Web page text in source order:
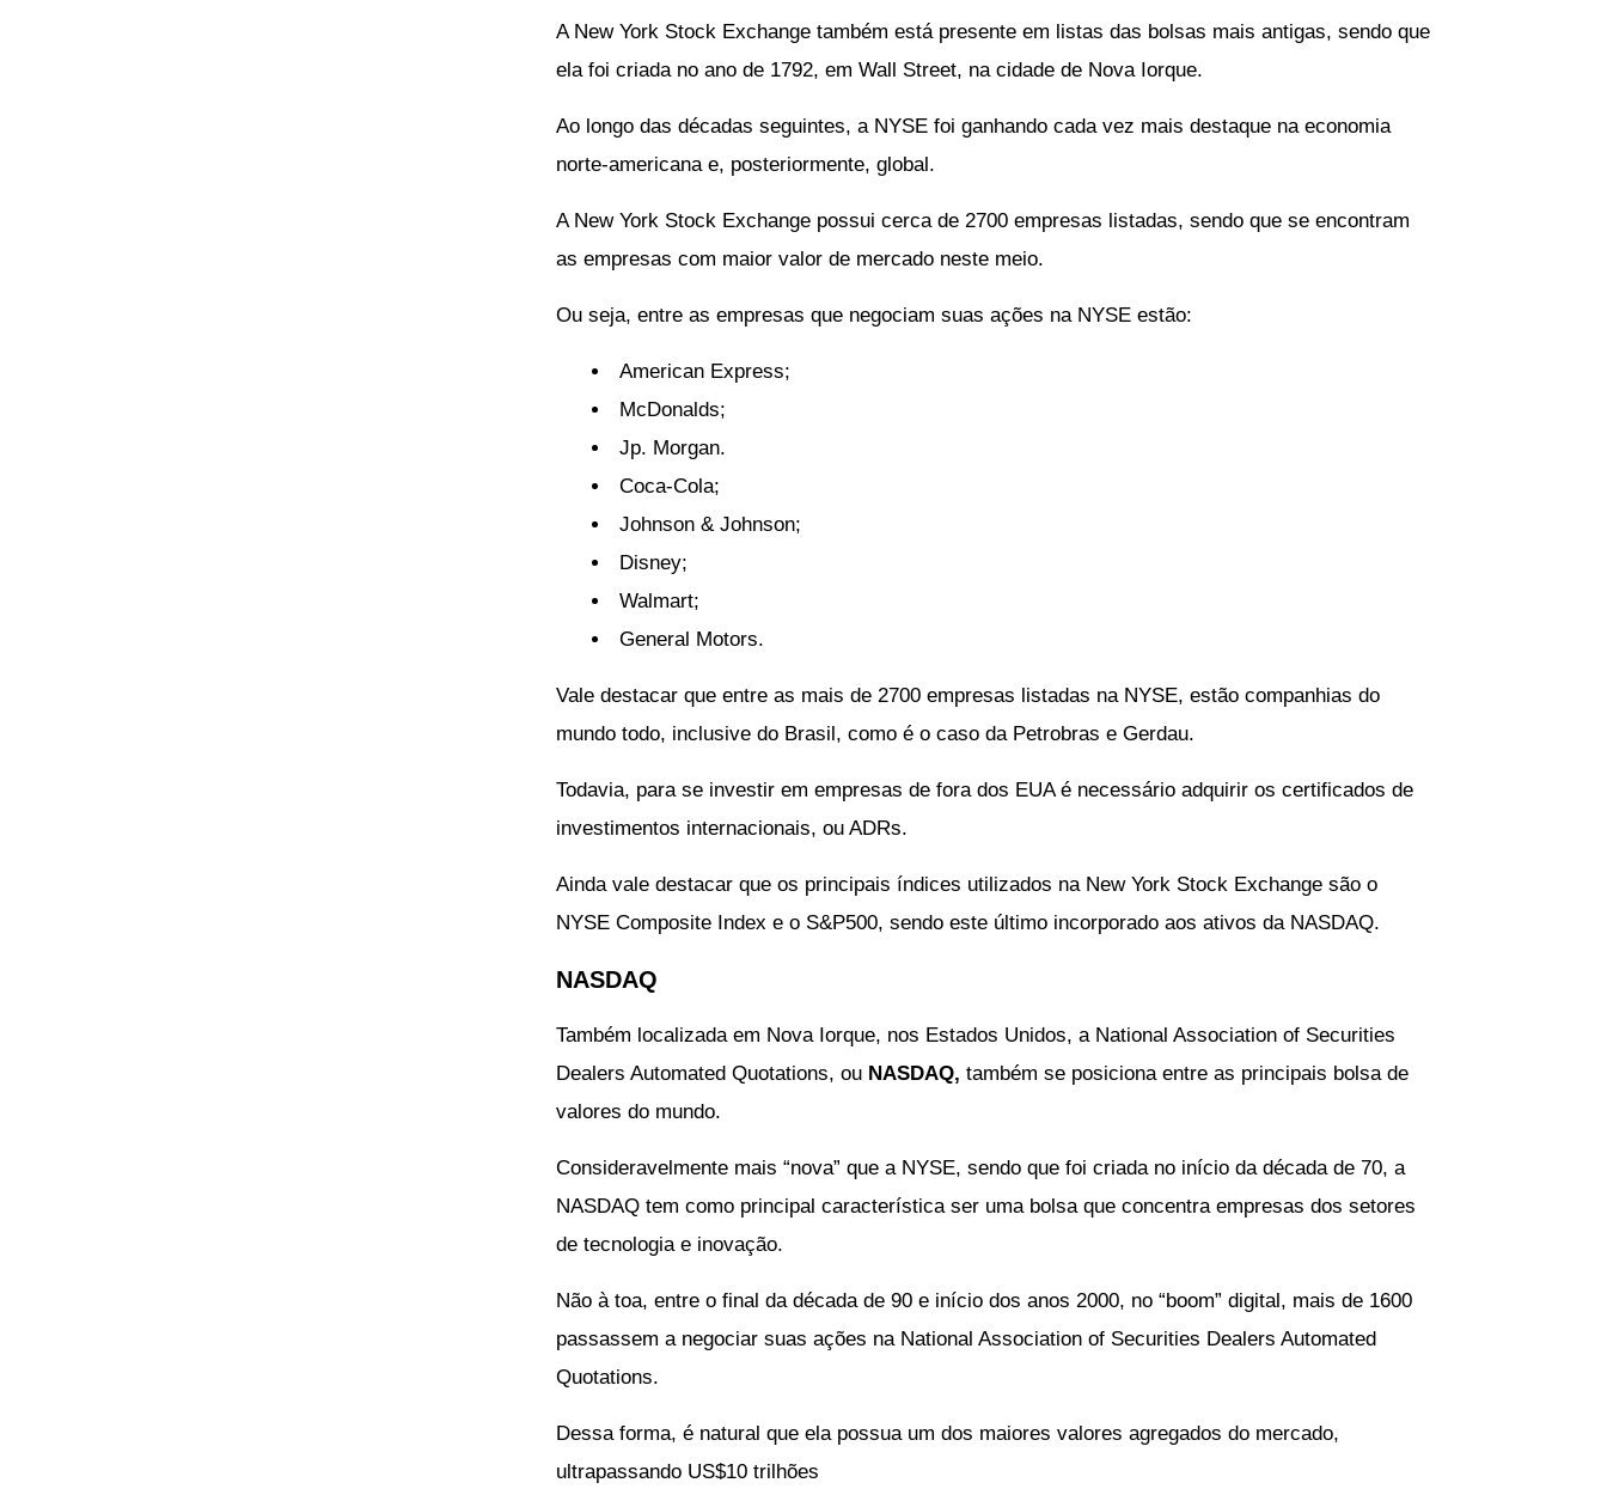
A New York Stock Exchange também está presente em listas das bolsas mais antigas, sendo que
ela foi criada no ano de 1792, em Wall Street, na cidade de Nova Iorque.
Ao longo das décadas seguintes, a NYSE foi ganhando cada vez mais destaque na economia
norte-americana e, posteriormente, global.
A New York Stock Exchange possui cerca de 2700 empresas listadas, sendo que se encontram
as empresas com maior valor de mercado neste meio.
Ou seja, entre as empresas que negociam suas ações na NYSE estão:
American Express;
McDonalds;
Jp. Morgan.
Coca-Cola;
Johnson & Johnson;
Disney;
Walmart;
General Motors.
Vale destacar que entre as mais de 2700 empresas listadas na NYSE, estão companhias do
mundo todo, inclusive do Brasil, como é o caso da Petrobras e Gerdau.
Todavia, para se investir em empresas de fora dos EUA é necessário adquirir os certificados de
investimentos internacionais, ou ADRs.
Ainda vale destacar que os principais índices utilizados na New York Stock Exchange são o
NYSE Composite Index e o S&P500, sendo este último incorporado aos ativos da NASDAQ.
NASDAQ
Também localizada em Nova Iorque, nos Estados Unidos, a National Association of Securities
Dealers Automated Quotations, ou NASDAQ, também se posiciona entre as principais bolsa de
valores do mundo.
Consideravelmente mais “nova” que a NYSE, sendo que foi criada no início da década de 70, a
NASDAQ tem como principal característica ser uma bolsa que concentra empresas dos setores
de tecnologia e inovação.
Não à toa, entre o final da década de 90 e início dos anos 2000, no “boom” digital, mais de 1600
passassem a negociar suas ações na National Association of Securities Dealers Automated
Quotations.
Dessa forma, é natural que ela possua um dos maiores valores agregados do mercado,
ultrapassando US$10 trilhões